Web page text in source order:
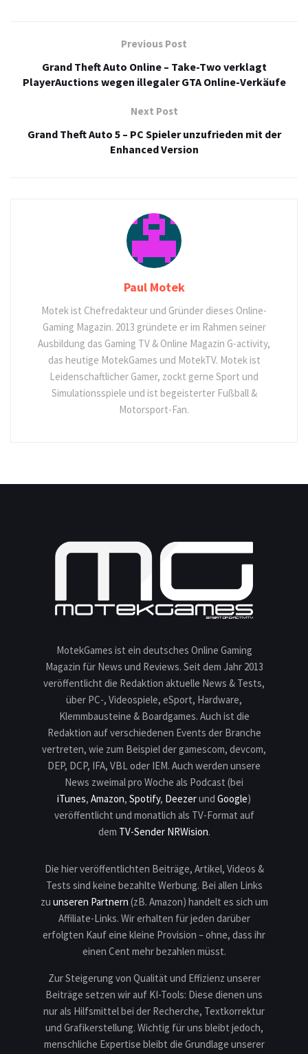
Previous Post
Grand Theft Auto Online – Take-Two verklagt
PlayerAuctions wegen illegaler GTA Online-Verkäufe
Next Post
Grand Theft Auto 5 – PC Spieler unzufrieden mit der
Enhanced Version
Paul Motek
Motek ist Chefredakteur und Gründer dieses Online-
Gaming Magazin. 2013 gründete er im Rahmen seiner
Ausbildung das Gaming TV & Online Magazin G-activity,
das heutige MotekGames und MotekTV. Motek ist
Leidenschaftlicher Gamer, zockt gerne Sport und
Simulationsspiele und ist begeisterter Fußball &
Motorsport-Fan.
MotekGames ist ein deutsches Online Gaming
Magazin für News und Reviews. Seit dem Jahr 2013
veröffentlicht die Redaktion aktuelle News & Tests,
über PC-, Videospiele, eSport, Hardware,
Klemmbausteine & Boardgames. Auch ist die
Redaktion auf verschiedenen Events der Branche
vertreten, wie zum Beispiel der gamescom, devcom,
DEP, DCP, IFA, VBL oder IEM. Auch werden unsere
News zweimal pro Woche als Podcast (bei
iTunes, Amazon, Spotify, Deezerund Google)
veröffentlicht und monatlich als TV-Format auf
dem TV-Sender NRWision.
Die hier veröffentlichten Beiträge, Artikel, Videos &
Tests sind keine bezahlte Werbung. Bei allen Links
zu unseren Partnern (zB. Amazon) handelt es sich um
Affiliate-Links. Wir erhalten für jeden darüber
erfolgten Kauf eine kleine Provision – ohne, dass ihr
einen Cent mehr bezahlen müsst.
Zur Steigerung von Qualität und Effizienz unserer
Beiträge setzen wir auf KI-Tools: Diese dienen uns
nur als Hilfsmittel bei der Recherche, Textkorrektur
und Grafikerstellung. Wichtig für uns bleibt jedoch,
menschliche Expertise bleibt die Grundlage unserer